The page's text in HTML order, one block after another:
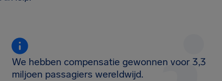
We hebben compensatie gewonnen voor 3,3
miljoen passagiers wereldwijd.